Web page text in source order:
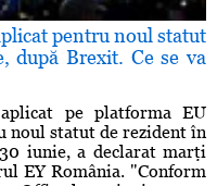
pentru noul statut
după Brexit. Ce se va
pe platforma EU
noul statut de rezident în
iunie, a declarat marţi
EY România. "Conform